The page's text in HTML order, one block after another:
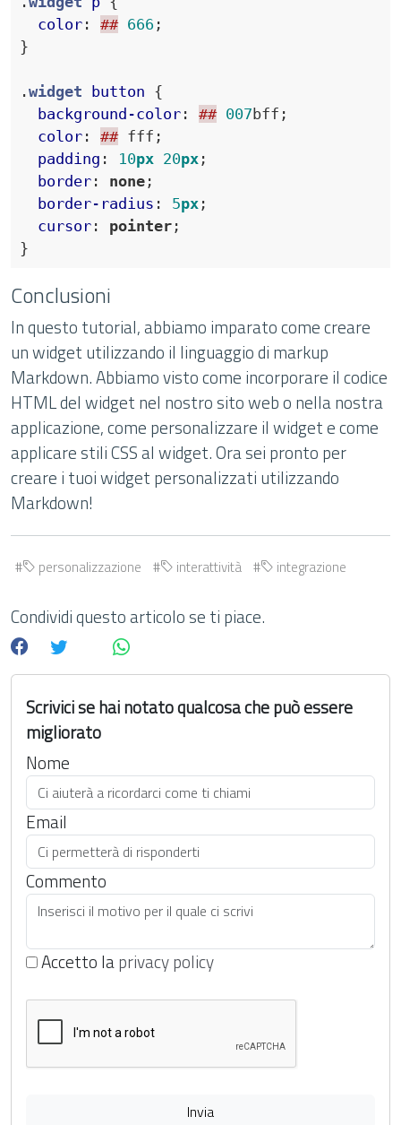
color: ## 666
}
.widget button
background-color: ## 007bff
color: ## fff
padding : 10px 20px
border: none
border-radius : 5px
cursor: pointer
}
Conclusioni
In questo tutorial, abbiamo imparato come creare
un widget utilizzando il linguaggio di markup
Markdown. Abbiamo visto come incorporare il codice
HTML del widget nel nostro sito web o nella nostra
applicazione, come personalizzare il widget e come
applicare stili CSS al widget. Ora sei pronto per
creare i tuoi widget personalizzati utilizzando
Markdown!
personalizzazione interattività integrazione
Condividi questo articolo se ti piace.
Scrivici se hai notato qualcosa che può essere
migliorato
Nome
Email
Commento
Accetto laprivacy policy
Invia